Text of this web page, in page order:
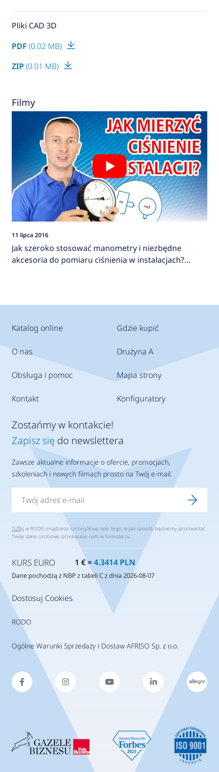
Pliki CAD 3D
PDF (0.02 MB)
ZIP (0.01 MB)
Filmy
11 lipca 2016
Jak szeroko stosować manometry i niezbędne
akcesoria do pomiaru ciśnienia w instalacjach?
Katalog online
O nas
Obsługa i pomoc
Kontakt
Gdzie kupić
Drużyna A
Mapa strony
Konfiguratory
Dostosuj Cookies
RODO
Ogólne Warunki Sprzedaży i Dostaw AFRISO Sp. z o.o.
Zostańmy w kontakcie!
Zapisz się do newslettera
Zawsze aktualne informacje o ofercie, promocjach,
szkoleniach i nowych filmach prosto na Twój e-mail.
TUTAJ w RODO znajdziesz szczegółowy opis tego, w jaki sposób będziemy przetwarzać
Twoje dane osobowe, przekazane nam w formularzu.
KURS EURO 1 € =4.3414 PLN
Dane pochodzą z NBP z tabeli C z dnia 2026-08-07